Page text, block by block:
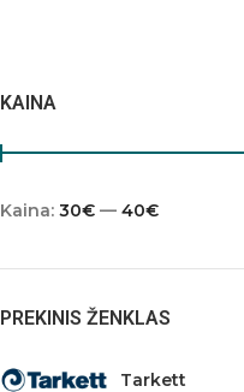
KAINA
Kaina: 30€ — 40€
PREKINIS ŽENKLAS
Tarkett